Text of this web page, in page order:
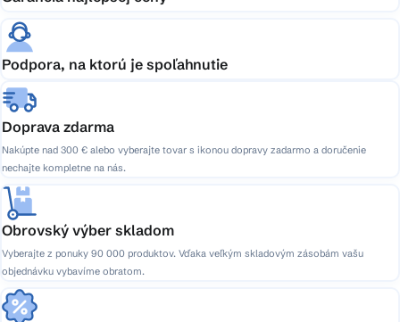
Podpora, na ktorú je spoľahnutie
Doprava zdarma
Nakúpte nad 300 € alebo vyberajte tovar s ikonou dopravy zadarmo a doručenie
nechajte kompletne na nás.
Obrovský výber skladom
Vyberajte z ponuky 90 000 produktov. Vďaka veľkým skladovým zásobám vašu
objednávku vybavíme obratom.